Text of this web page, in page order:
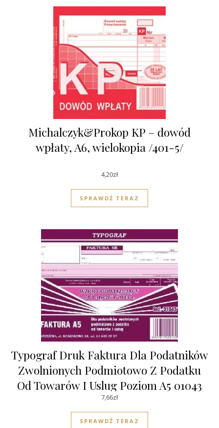
Michalczyk&Prokop KP – dowód
wpłaty, A6, wielokopia /401-5/
4,20zł
SPRAWDŹ TERAZ
Typograf Druk Faktura Dla Podatników
Zwolnionych Podmiotowo Z Podatku
Od Towarów I Uslug Poziom A5 01043
(1043)
7,66zł
SPRAWDŹ TERAZ